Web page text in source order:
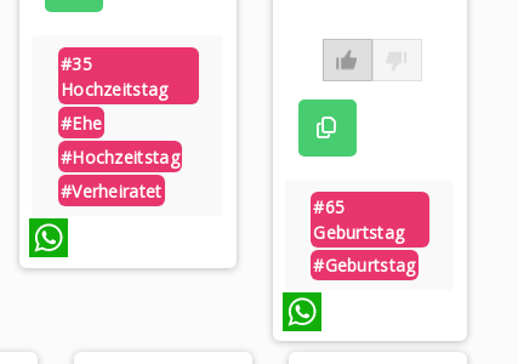
#35
Hochzeitstag
#ehe
#hochzeitstag
#verheiratet
#65
Geburtstag
#geburtstag
WhatsApp